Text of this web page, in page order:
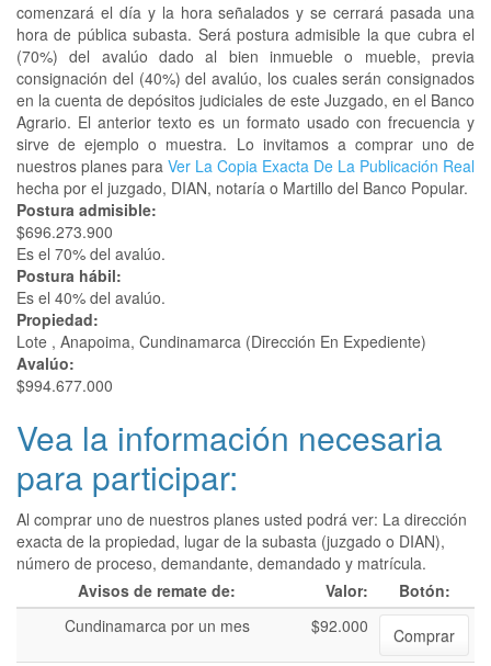
comenzará el día y la hora señalados y se cerrará pasada una
hora de pública subasta. Será postura admisible la que cubra el
(70%) del avalúo dado al bien inmueble o mueble, previa
consignación del (40%) del avalúo, los cuales serán consignados
en la cuenta de depósitos judiciales de este Juzgado, en el Banco
Agrario. El anterior texto es un formato usado con frecuencia y
sirve de ejemplo o muestra. Lo invitamos a comprar uno de
nuestros planes para Ver La Copia Exacta De La Publicación Real
hecha por el juzgado, DIAN, notaría o Martillo del Banco Popular.
Postura admisible:
$696.273.900
Es el 70% del avalúo.
Postura hábil:
Es el 40% del avalúo.
Propiedad:
Lote , Anapoima, Cundinamarca (Dirección En Expediente)
Avalúo:
$994.677.000
Vea la información necesaria
para participar:
Al comprar uno de nuestros planes usted podrá ver: La dirección
exacta de la propiedad, lugar de la subasta (juzgado o DIAN),
número de proceso, demandante, demandado y matrícula.
Avisos de remate de:
Valor:
Botón:
Cundinamarca por un mes
$92.000
Comprar